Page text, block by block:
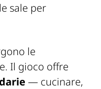
sale per
le
Il gioco offre
— cucinare,